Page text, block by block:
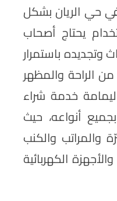
حي الريان بشكل
يحتاج أصحاب
وتجديده باستمرار
الراحة والمظهر
خدمة شراء
أنواعه، حيث
والمراتب والكنب
الكهربائية